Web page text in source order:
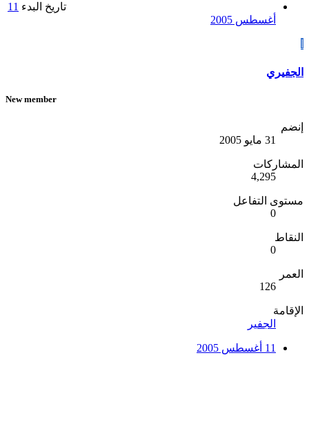
تاريخ البدء 11
أغسطس 2005
الجفيري
New member
إنضم
31 مايو 2005
المشاركات
4,295
مستوى التفاعل
0
النقاط
0
العمر
126
الإقامة
الجفير
11 أغسطس 2005